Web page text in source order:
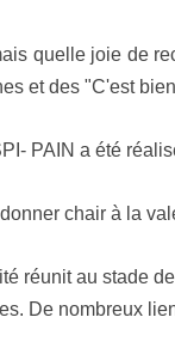
quelle joie de
et des "C'est
PAIN a été
chair à la
réunit au stade
De nombreux